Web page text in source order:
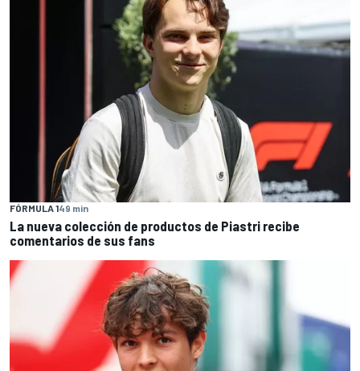
FÓRMULA 149 min
La nueva colección de productos de Piastri recibe
comentarios de sus fans